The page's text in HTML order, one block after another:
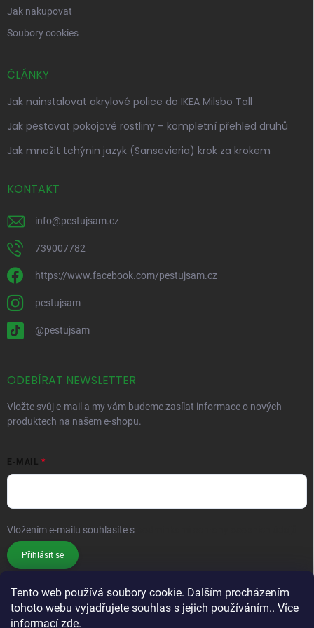
Tento web používá soubory cookie. Dalším procházením
tohoto webu vyjadřujete souhlas s jejich používáním.. Více
informací zde.
Jak nakupovat
Soubory cookies
ČLÁNKY
Jak nainstalovat akrylové police do IKEA Milsbo Tall
Jak pěstovat pokojové rostliny – kompletní přehled druhů
Jak množit tchýnin jazyk (Sansevieria) krok za krokem
KONTAKT
info@pestujsam.cz
739007782
https://www.facebook.com/pestujsam.cz
pestujsam
@pestujsam
ODEBÍRAT NEWSLETTER
Vložte svůj e-mail a my vám budeme zasílat informace o nových
produktech na našem e-shopu.
E-MAIL
Vložením e-mailu souhlasíte s
Přihlásit se